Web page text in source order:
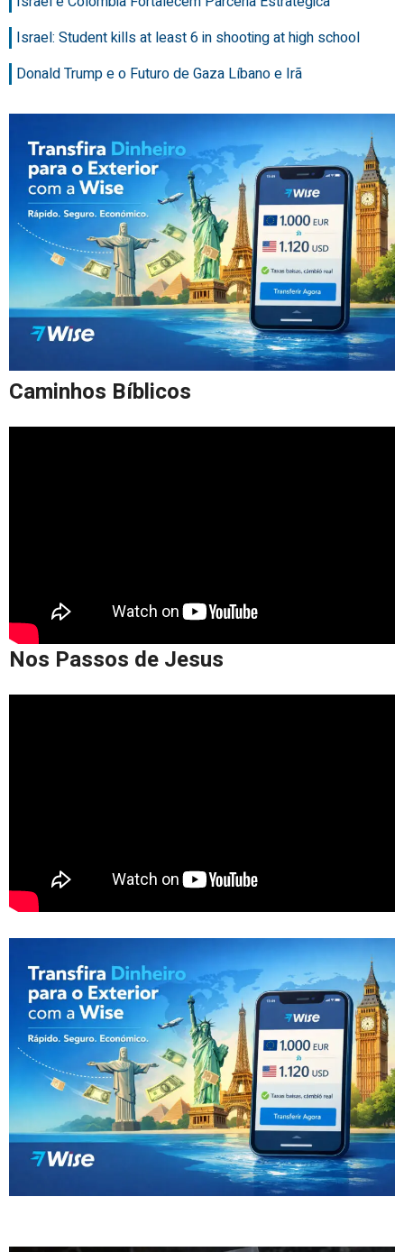
Israel: Student kills at least 6 in shooting at high school
Donald Trump e o Futuro de Gaza Líbano e Irã
Caminhos Bíblicos
Nos Passos de Jesus